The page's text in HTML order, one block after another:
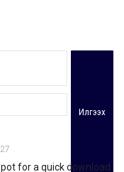
Илгээх
for a quick download